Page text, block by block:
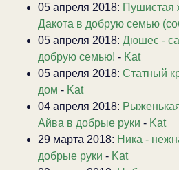
05 апреля 2018: Пушистая
Дакота в добрую семью
05 апреля 2018: Дюшес -
добрую семью! - Kat
05 апреля 2018: Статный
дом - Kat
04 апреля 2018:
Айва в добрые руки - Kat
29 марта 2018: Ника -
добрые руки - Kat